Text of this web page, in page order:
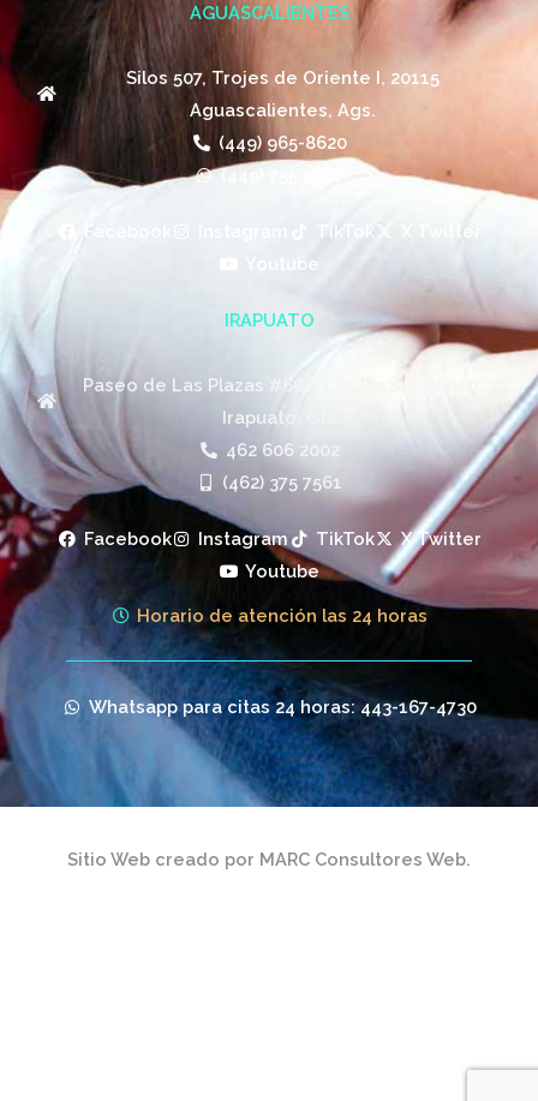
AGUASCALIENTES
Silos 507, Trojes de Oriente I, 20115
Aguascalientes, Ags.
(449) 965-8620
(449) 755 9607
Facebook TikTok
X Twitter
Youtube
IRAPUATO
Paseo de Las Plazas #660, Las Plazas, 36620,
Irapuato, Gto.
462 606 2002
(462) 375 7561
Facebook Instagram TikTok
X Twitter
Youtube
Horario de atención las 24 horas
Whatsapp para citas 24 horas: 443-167-4730
Sitio Web creado por MARC Consultores Web.